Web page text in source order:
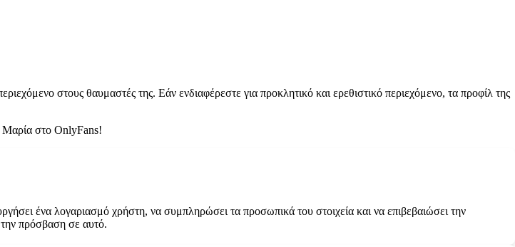
στους θαυμαστές της. Εάν ενδιαφέρεστε για προκλητικό και ερεθιστικό περιεχόμενο, τα προφίλ της
Μαρία στο OnlyFans!
ένα λογαριασμό χρήστη, να συμπληρώσει τα προσωπικά του στοιχεία και να επιβεβαιώσει την
την πρόσβαση σε αυτό.